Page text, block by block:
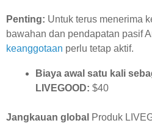
Penting: Untuk terus menerima
bawahan dan pendapatan pasif
keanggotaan perlu tetap aktif.
Biaya awal satu kali
LIVEGOOD: $40
Jangkauan global Produk